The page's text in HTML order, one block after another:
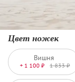
Цвет ножек
Вишня
+ 1 100 ₽ 1 833 ₽